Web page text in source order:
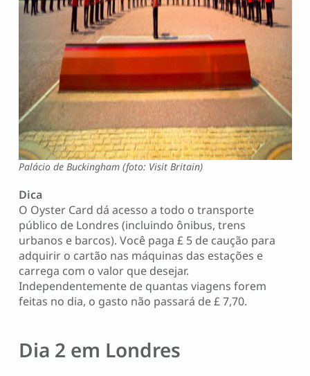
Palácio de Buckingham (foto: Visit Britain)
Dica
O Oyster Card dá acesso a todo o transporte
público de Londres (incluindo ônibus, trens
urbanos e barcos). Você paga £ 5 de caução para
adquirir o cartão nas máquinas das estações e
carrega com o valor que desejar.
Independentemente de quantas viagens forem
feitas no dia, o gasto não passará de £ 7,70.
Dia 2 em Londres